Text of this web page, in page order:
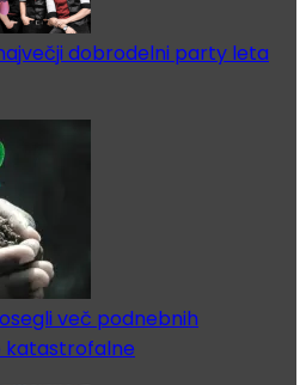
dobrodelni party leta
več podnebnih
katastrofalne